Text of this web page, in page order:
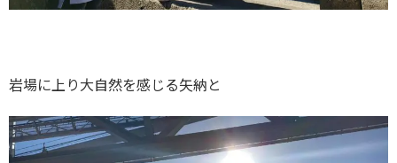
岩場に上り大自然を感じる矢納と